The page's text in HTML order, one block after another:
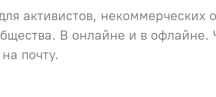
активистов, некоммерческих
В онлайне и в
почту.